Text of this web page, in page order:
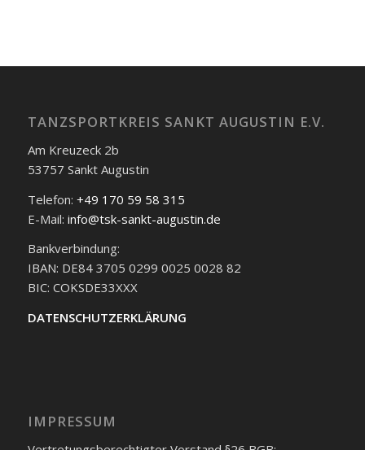
TANZSPORTKREIS SANKT AUGUSTIN E.V.
Am Kreuzeck 2b
53757 Sankt Augustin
Telefon: +49 170 59 58 315
E-Mail: info@tsk-sankt-augustin.de
Bankverbindung:
IBAN: DE84 3705 0299 0025 0028 82
BIC: COKSDE33XXX
DATENSCHUTZERKLÄRUNG
IMPRESSUM